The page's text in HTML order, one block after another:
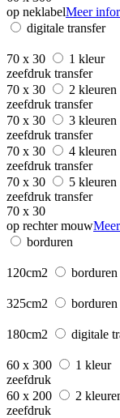
op neklabelMeer
digitale transfer
70 x 30
1 kleur
zeefdruk transfer
70 x 30
2 kleuren
zeefdruk transfer
70 x 30
3 kleuren
zeefdruk transfer
70 x 30
4 kleuren
zeefdruk transfer
70 x 30
5 kleuren
zeefdruk transfer
70 x 30
op rechter mouw
borduren
120cm2 borduren
325cm2 borduren
180cm2 digitale
60 x 300
1 kleur
zeefdruk
60 x 200
2
zeefdruk